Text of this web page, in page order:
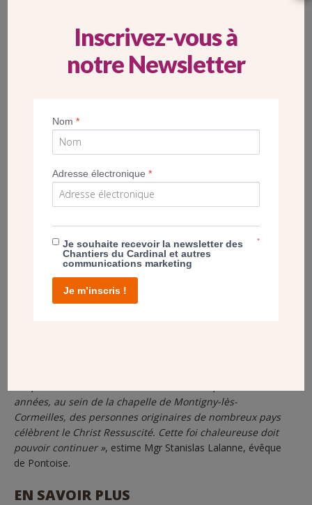
Homélie du père Piotr Andrzejewski, lors de la pose de la première
LA NOUVELLE ÉGLISE DE MONTIGNY, UN
BON SIGNE POUR LA VILLE
années, au sein de la chapelle de Montigny-lès-
Cormeilles, des personnes originaires de nombreux pays
célèbrent le Christ Ressuscité. Cette foi chaleureuse doit
pouvoir continuer », estime Mgr Stanislas Lalanne, évêque
de Pontoise.
EN SAVOIR PLUS
Inscrivez-vous à
notre Newsletter
Nom*
Adresse électronique*
Je souhaite recevoir la newsletter des
Chantiers du Cardinal et autres
communications marketing
*
Je m’inscris !